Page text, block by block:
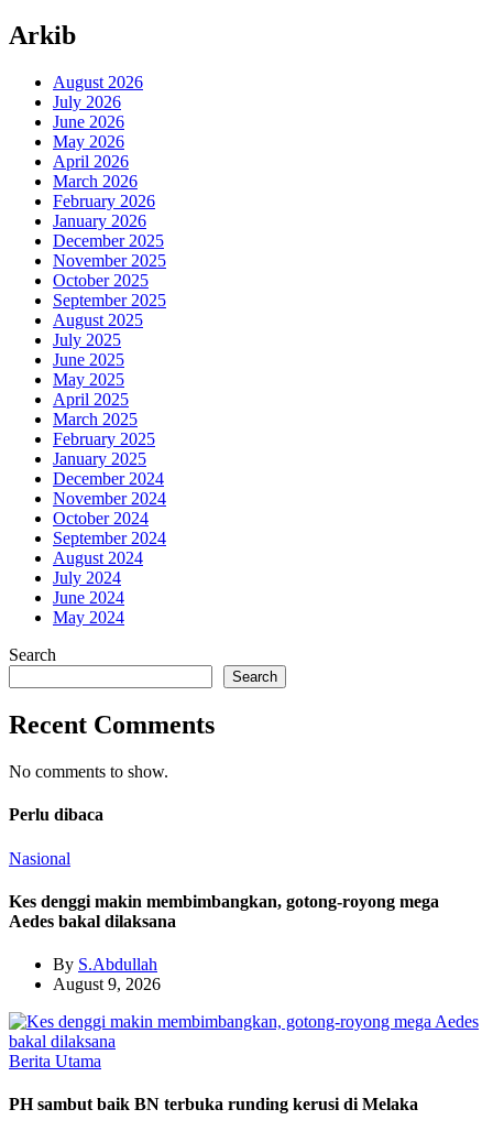
Arkib
August 2026
July 2026
June 2026
May 2026
April 2026
March 2026
February 2026
January 2026
December 2025
November 2025
October 2025
September 2025
August 2025
July 2025
June 2025
May 2025
April 2025
March 2025
February 2025
January 2025
December 2024
November 2024
October 2024
September 2024
August 2024
July 2024
June 2024
May 2024
Search
Search
Recent Comments
No comments to show.
Perlu dibaca
Nasional
Kes denggi makin membimbangkan, gotong-royong mega
Aedes bakal dilaksana
By S.Abdullah
August 9, 2026
Berita Utama
PH sambut baik BN terbuka runding kerusi di Melaka